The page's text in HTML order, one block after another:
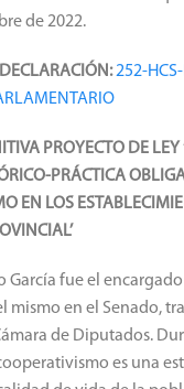
y Labor Parlamentaria,
de 2022.
PROYECTO DE LEY
PRÁCTICA
García fue el encargado
mismo en el Senado,
de Diputados.